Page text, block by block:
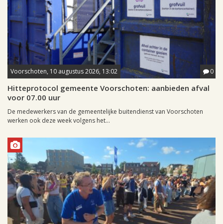
Voorschoten, 10 augustus 2026, 13:02 0
Hitteprotocol gemeente Voorschoten: aanbieden afval
voor 07.00 uur
De medewerkers van de gemeentelijke buitendienst van Voorschoten
werken ook deze week volgens het...